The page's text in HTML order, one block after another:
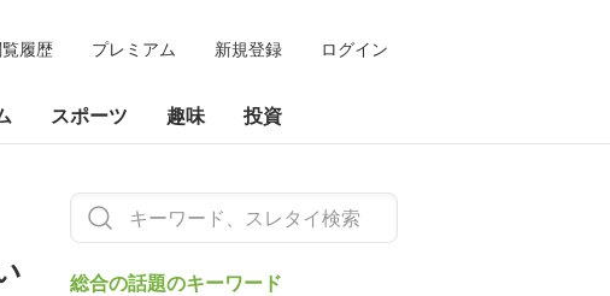
履歴 プレミアム 新規登録 ログイン
スポーツ 趣味 投資
総合の話題のキーワード